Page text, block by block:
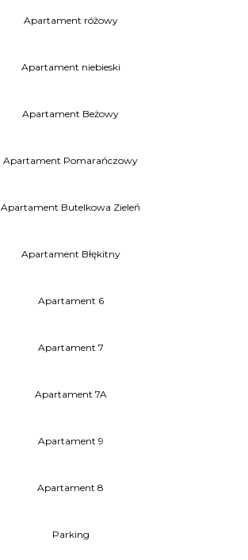
Apartament różowy
Apartament niebieski
Apartament Beżowy
Apartament Pomarańczowy
Apartament Butelkowa Zieleń
Apartament Błękitny
Apartament 6
Apartament 7
Apartament 7A
Apartament 9
Apartament 8
Parking